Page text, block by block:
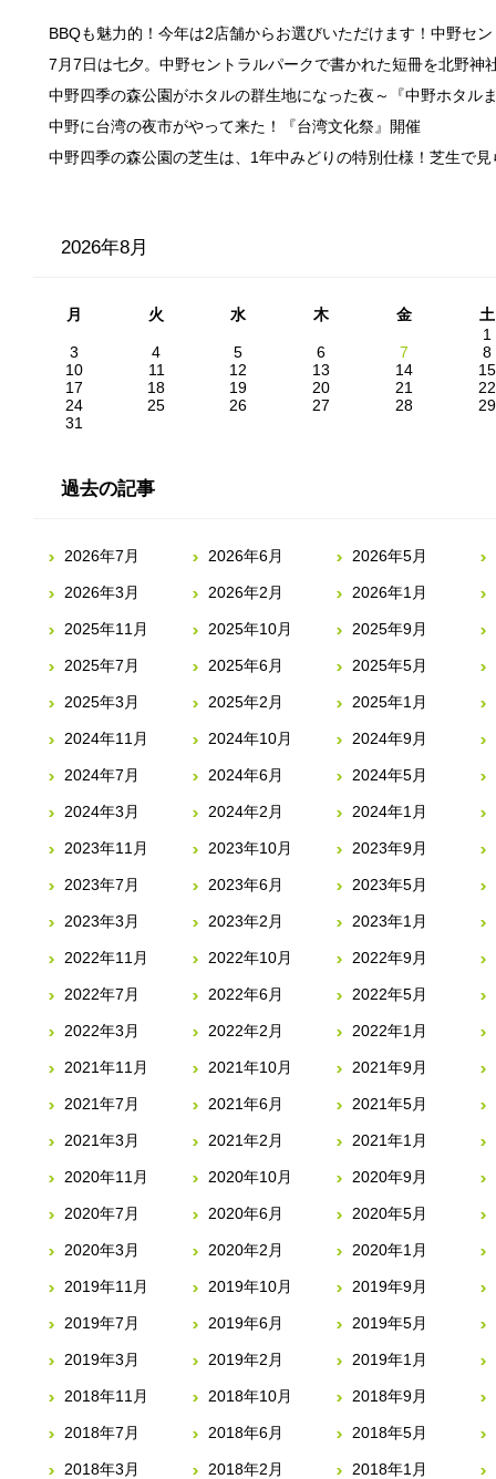
BBQも魅力的！今年は2店舗からお選びいただけます！中野セ
7月7日は七夕。中野セントラルパークで書かれた短冊を北野神
中野四季の森公園がホタルの群生地になった夜～『中野ホタル
中野に台湾の夜市がやって来た！『台湾文化祭』開催
中野四季の森公園の芝生は、1年中みどりの特別仕様！芝生で
2026年8月
月 火 水 木 金
土
1
3
4 5 6 7
8
10
11 12 13 14
15
17
18 19 20 21
22
24
25 26 27 28
29
31
過去の記事
2026年7月 2026年6月 2026年5月
2026年3月 2026年2月 2026年1月
2025年11月 2025年10月 2025年9月
2025年7月 2025年6月 2025年5月
2025年3月 2025年2月 2025年1月
2024年11月 2024年10月 2024年9月
2024年7月 2024年6月 2024年5月
2024年3月 2024年2月 2024年1月
2023年11月 2023年10月 2023年9月
2023年7月 2023年6月 2023年5月
2023年3月 2023年2月 2023年1月
2022年11月 2022年10月 2022年9月
2022年7月 2022年6月 2022年5月
2022年3月 2022年2月 2022年1月
2021年11月 2021年10月 2021年9月
2021年7月 2021年6月 2021年5月
2021年3月 2021年2月 2021年1月
2020年11月 2020年10月 2020年9月
2020年7月 2020年6月 2020年5月
2020年3月 2020年2月 2020年1月
2019年11月 2019年10月 2019年9月
2019年7月 2019年6月 2019年5月
2019年3月 2019年2月 2019年1月
2018年11月 2018年10月 2018年9月
2018年7月 2018年6月 2018年5月
2018年3月 2018年2月 2018年1月